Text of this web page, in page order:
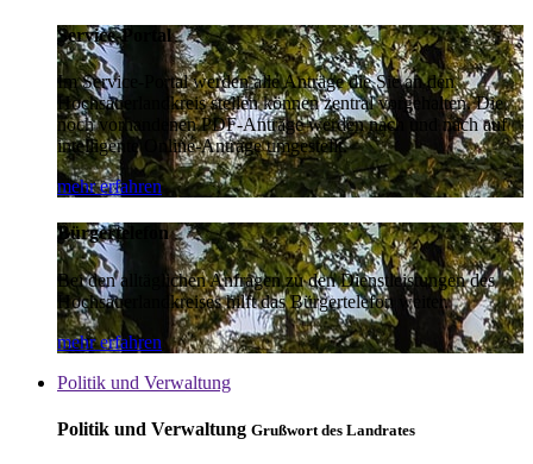
Service-Portal
Im Service-Portal werden alle Anträge die Sie an den
Hochsauerlandkreis stellen können zentral vorgehalten. Die
noch vorhandenen PDF-Anträge werden nach und nach auf
intelligente Online-Anträge umgestellt.
mehr erfahren
Bürgertelefon
Bei den alltäglichen Anfragen zu den Dienstleistungen des
Hochsauerlandkreises hilft das Bürgertelefon weiter.
mehr erfahren
Politik und Verwaltung
Politik und Verwaltung Grußwort des Landrates